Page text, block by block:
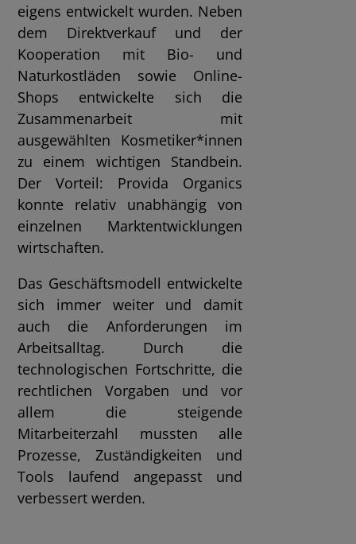
eigens entwickelt wurden. Neben
dem Direktverkauf und der
Kooperation mit Bio- und
Naturkostläden sowie Online-
Shops entwickelte sich die
Zusammenarbeit mit
ausgewählten Kosmetiker*innen
zu einem wichtigen Standbein.
Der Vorteil: Provida Organics
konnte relativ unabhängig von
einzelnen Marktentwicklungen
wirtschaften.
Das Geschäftsmodell entwickelte
sich immer weiter und damit
auch die Anforderungen im
Arbeitsalltag. Durch die
technologischen Fortschritte, die
rechtlichen Vorgaben und vor
allem die steigende
Mitarbeiterzahl mussten alle
Prozesse, Zuständigkeiten und
Tools laufend angepasst und
verbessert werden.